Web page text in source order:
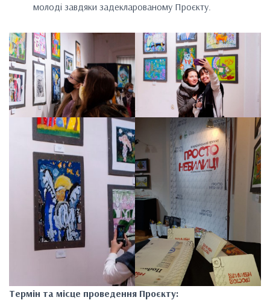
молоді завдяки задекларованому Проєкту.
Термін та місце проведення Проєкту: